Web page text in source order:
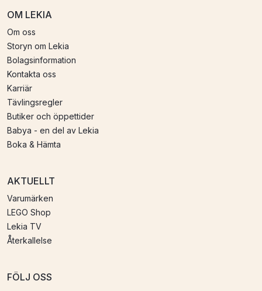
OM LEKIA
Om oss
Storyn om Lekia
Bolagsinformation
Kontakta oss
Karriär
Tävlingsregler
Butiker och öppettider
Babya - en del av Lekia
Boka & Hämta
AKTUELLT
Varumärken
LEGO Shop
Lekia TV
Återkallelse
FÖLJ OSS